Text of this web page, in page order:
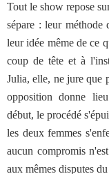
Tout le show repose
sépare : leur
leur idée même de ce
coup de tête et à
Julia, elle, ne jure que
opposition donne
début, le procédé
les deux femmes
aucun compromis
aux mêmes disputes